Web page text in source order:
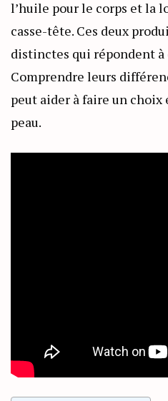
l’huile pour le corps et la
casse-tête. Ces deux
distinctes qui répondent à
Comprendre leurs
peut aider à faire un
peau.